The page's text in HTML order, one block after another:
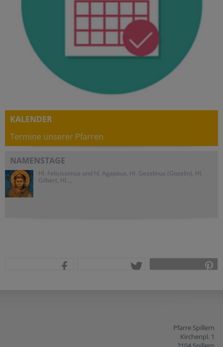
KALENDER
Termine unserer Pfarren
NAMENSTAGE
Hl. Felicissimus und hl. Agapitus, Hl. Gezelinus (Gozelin), Hl.
Gilbert, Hl....
Pfarre Spillern
Kirchenpl. 1